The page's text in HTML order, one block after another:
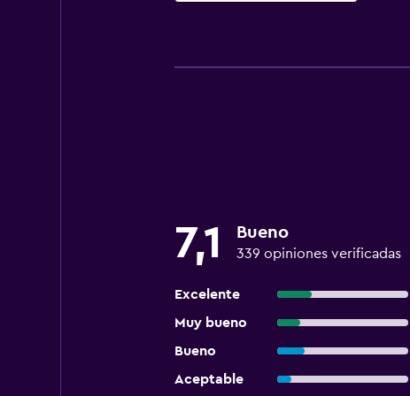
anfitrión profesional
7,1 Bueno
339 opiniones verificadas
Excelente
Muy bueno
Bueno
Aceptable